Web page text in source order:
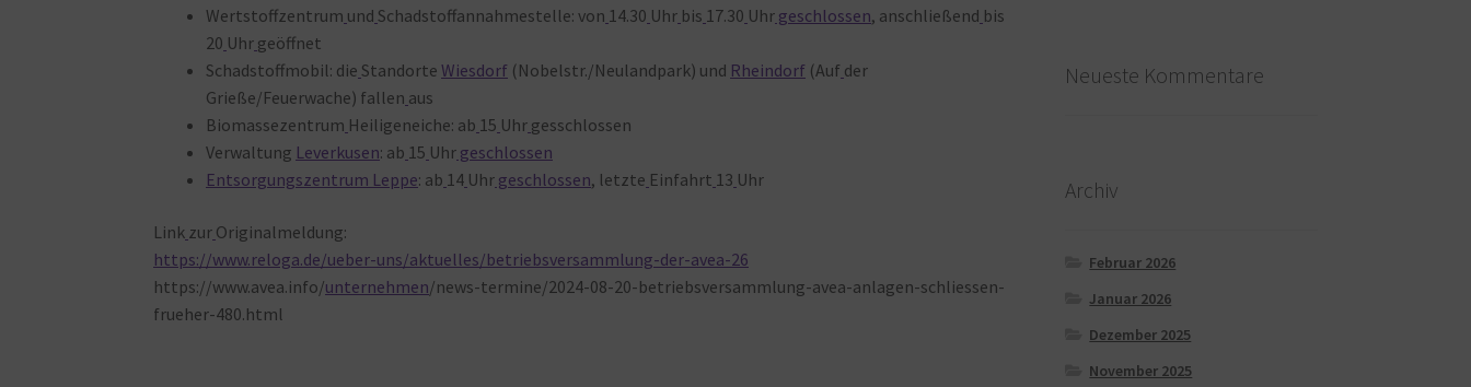
Wertstoffzentrum und Schadstoffannahmestelle: von 14.30 Uhr bis 17.30 Uhr geschlossen, anschließend bis
20 Uhr geöffnet
Schadstoffmobil: die StandorteWiesdorf (Nobelstr./Neulandpark) und Rheindorf (Auf der
Grieße/Feuerwache) fallen aus
Biomassezentrum Heiligeneiche: ab 15 Uhr gesschlossen
Verwaltung Leverkusen: ab 15 Uhr geschlossen
Entsorgungszentrum Leppe: ab 14 Uhr geschlossen, letzte Einfahrt 13 Uhr
Link zur Originalmeldung:
https://www.reloga.de/ueber-uns/aktuelles/betriebsversammlung-der-avea-26
https://www.avea.info/unternehmen/news-termine/2024-08-20-betriebsversammlung-avea-anlagen-schliessen-
frueher-480.html
Neueste Kommentare
Archiv
Februar 2026
Januar 2026
Dezember 2025
November 2025